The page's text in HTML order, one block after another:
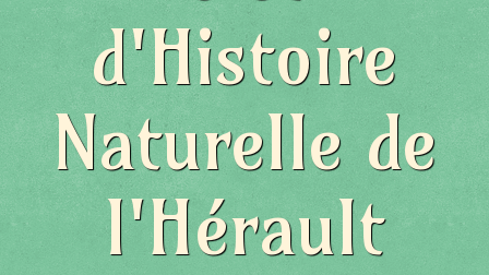
d'Histoire
Naturelle de
l'Hérault